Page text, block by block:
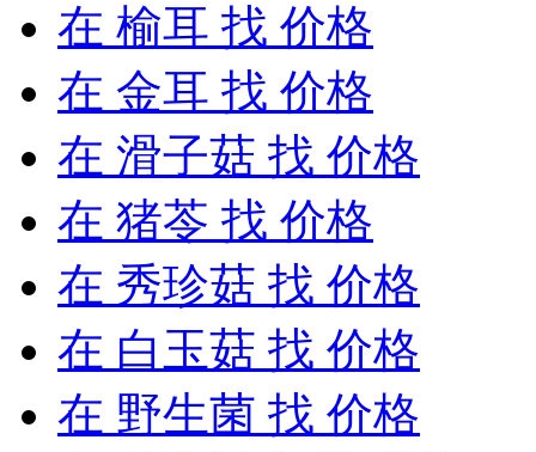
在 榆耳 找 价格
在 金耳 找 价格
在 滑子菇 找 价格
在 猪苓 找 价格
在 秀珍菇 找 价格
在 白玉菇 找 价格
在 野生菌 找 价格